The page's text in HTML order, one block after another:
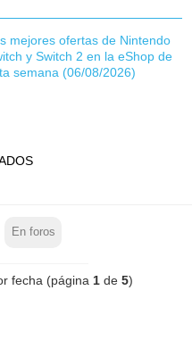
mejores ofertas de Nintendo
y Switch 2 en la eShop de
semana (06/08/2026)
En foros
fecha (página 1de 5)